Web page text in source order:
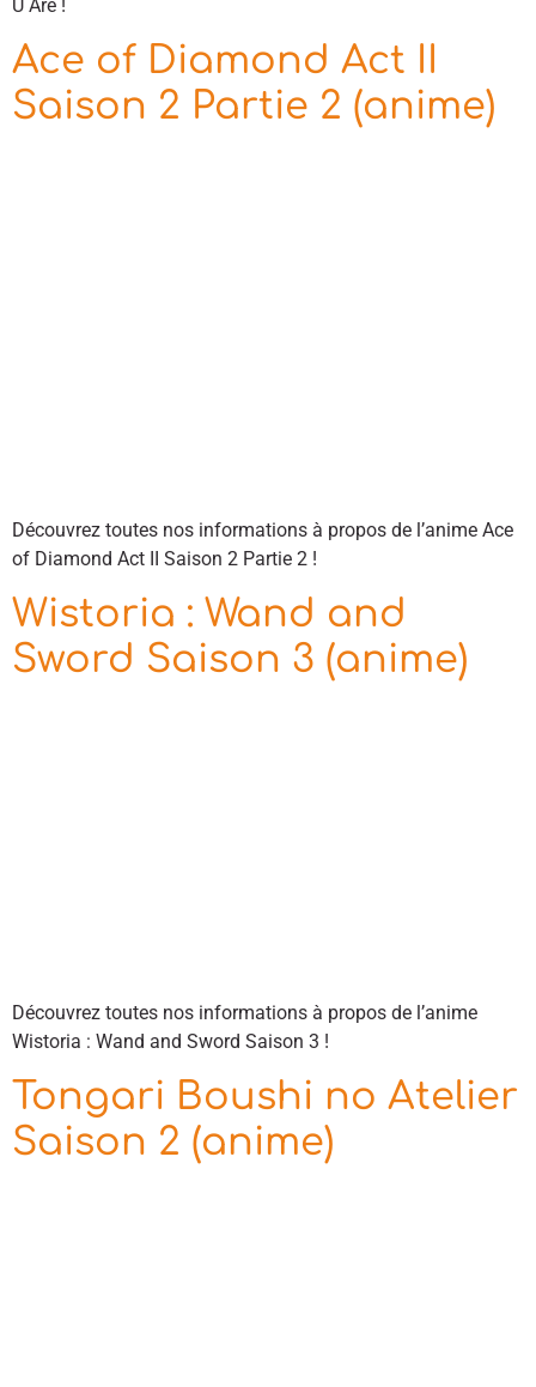
U Are !
Ace of Diamond Act II
Saison 2 Partie 2 (anime)
Découvrez toutes nos informations à propos de l’anime Ace
of Diamond Act II Saison 2 Partie 2 !
Wistoria : Wand and
Sword Saison 3 (anime)
Découvrez toutes nos informations à propos de l’anime
Wistoria : Wand and Sword Saison 3 !
Tongari Boushi no Atelier
Saison 2 (anime)